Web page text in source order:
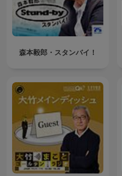
森本毅郎・スタンバイ！